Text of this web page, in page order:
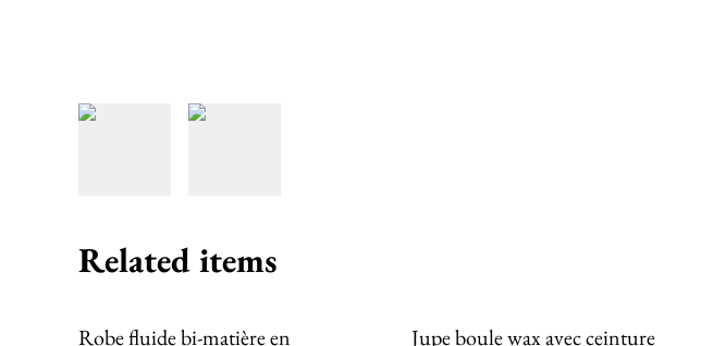
Related items
Robe fluide bi-matière en
Jupe boule wax avec ceinture